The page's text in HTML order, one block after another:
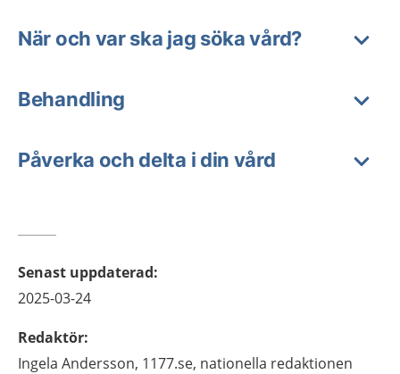
När och var ska jag söka vård?
Behandling
Påverka och delta i din vård
Senast uppdaterad:
2025-03-24
Redaktör:
Ingela Andersson, 1177.se, nationella redaktionen